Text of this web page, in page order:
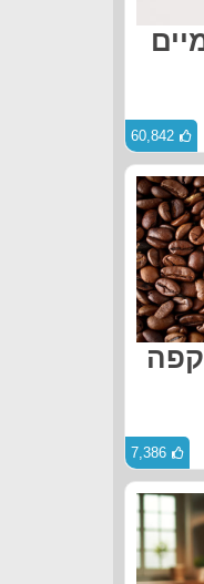
60,842
קפה
7,386